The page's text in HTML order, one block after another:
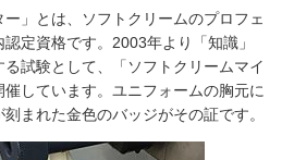
ー」とは、ソフトクリームのプロフェ
定資格です。2003年より「知識」
る試験として、「ソフトクリームマイ
しています。ユニフォームの胸元に
まれた金色のバッジがその証です。